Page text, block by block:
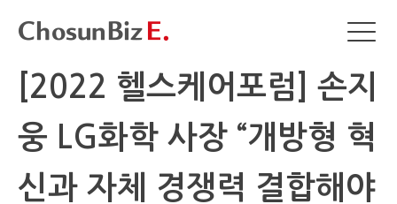
[2022 헬스케어포럼] 손지
웅 LG화학 사장 “개방형 혁
신과 자체 경쟁력 결합해야